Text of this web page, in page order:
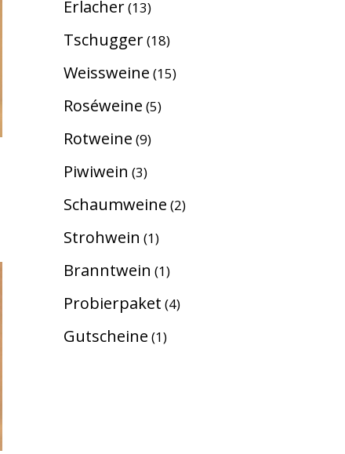
Erlacher 13
Tschugger 18
Weissweine 15
Roséweine 5
Rotweine 9
Piwiwein 3
Schaumweine 2
Strohwein 1
Branntwein 1
Probierpaket 4
Gutscheine 1